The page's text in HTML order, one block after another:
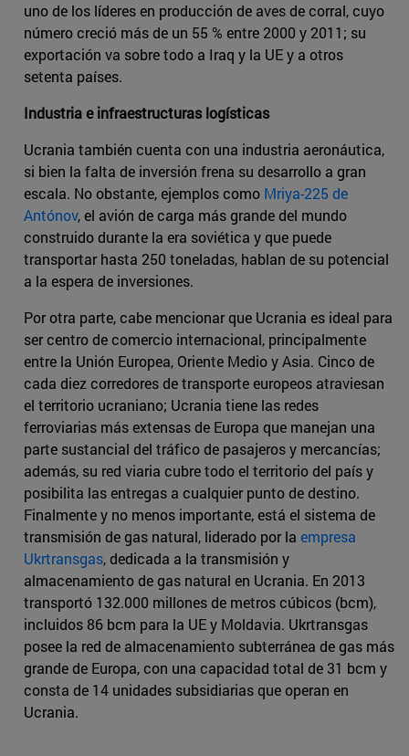
uno de los líderes en producción de aves de corral, cuyo
número creció más de un 55 % entre 2000 y 2011; su
exportación va sobre todo a Iraq y la UE y a otros
setenta países.
Industria e infraestructuras logísticas
Ucrania también cuenta con una industria aeronáutica,
si bien la falta de inversión frena su desarrollo a gran
escala. No obstante, ejemplos como Mriya-225 de
Antónov, el avión de carga más grande del mundo
construido durante la era soviética y que puede
transportar hasta 250 toneladas, hablan de su potencial
a la espera de inversiones.
Por otra parte, cabe mencionar que Ucrania es ideal para
ser centro de comercio internacional, principalmente
entre la Unión Europea, Oriente Medio y Asia. Cinco de
cada diez corredores de transporte europeos atraviesan
el territorio ucraniano; Ucrania tiene las redes
ferroviarias más extensas de Europa que manejan una
parte sustancial del tráfico de pasajeros y mercancías;
además, su red viaria cubre todo el territorio del país y
posibilita las entregas a cualquier punto de destino.
Finalmente y no menos importante, está el sistema de
transmisión de gas natural, liderado por la empresa
Ukrtransgas, dedicada a la transmisión y
almacenamiento de gas natural en Ucrania. En 2013
transportó 132.000 millones de metros cúbicos (bcm),
incluidos 86 bcm para la UE y Moldavia. Ukrtransgas
posee la red de almacenamiento subterránea de gas más
grande de Europa, con una capacidad total de 31 bcm y
consta de 14 unidades subsidiarias que operan en
Ucrania.